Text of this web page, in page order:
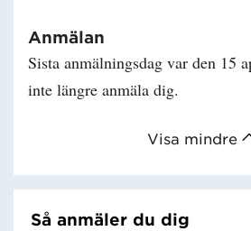
Visa mindre
Anmälan
Sista anmälningsdag var den 15
inte längre anmäla dig.
Så anmäler du dig